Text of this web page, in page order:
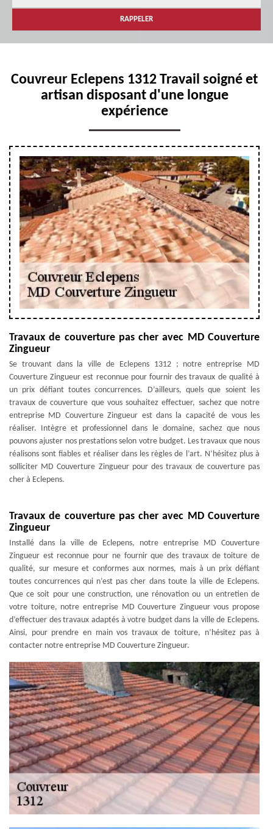
Couvreur Eclepens 1312 Travail soigné et
artisan disposant d'une longue
expérience
Travaux de couverture pas cher avec MD Couverture
Zingueur
Se trouvant dans la ville de Eclepens 1312 ; notre entreprise MD
Couverture Zingueur est reconnue pour fournir des travaux de qualité à
un prix défiant toutes concurrences. D’ailleurs, quels que soient les
travaux de couverture que vous souhaitez effectuer, sachez que notre
entreprise MD Couverture Zingueur est dans la capacité de vous les
réaliser. Intègre et professionnel dans le domaine, sachez que nous
pouvons ajuster nos prestations selon votre budget. Les travaux que nous
réalisons sont fiables et réaliser dans les règles de l’art. N’hésitez plus à
solliciter MD Couverture Zingueur pour des travaux de couverture pas
cher à Eclepens.
Travaux de couverture pas cher avec MD Couverture
Zingueur
Installé dans la ville de Eclepens, notre entreprise MD Couverture
Zingueur est reconnue pour ne fournir que des travaux de toiture de
qualité, sur mesure et conformes aux normes, mais à un prix défiant
toutes concurrences qui n’est pas cher dans toute la ville de Eclepens.
Que ce soit pour une construction, une rénovation ou un entretien de
votre toiture, notre entreprise MD Couverture Zingueur vous propose
d’effectuer des travaux adaptés à votre budget dans la ville de Eclepens.
Ainsi, pour prendre en main vos travaux de toiture, n’hésitez pas à
contacter notre entreprise MD Couverture Zingueur.